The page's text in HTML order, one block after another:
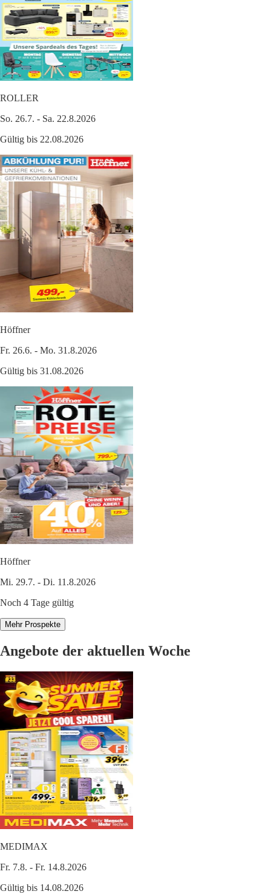
ROLLER
So. 26.7. - Sa. 22.8.2026
Gültig bis 22.08.2026
Höffner
Fr. 26.6. - Mo. 31.8.2026
Gültig bis 31.08.2026
Höffner
Mi. 29.7. - Di. 11.8.2026
Noch 4 Tage gültig
Mehr Prospekte
Angebote der aktuellen Woche
MEDIMAX
Fr. 7.8. - Fr. 14.8.2026
Gültig bis 14.08.2026